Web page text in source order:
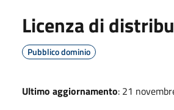
Licenza di
Pubblico dominio
Ultimo aggiornamento: 21